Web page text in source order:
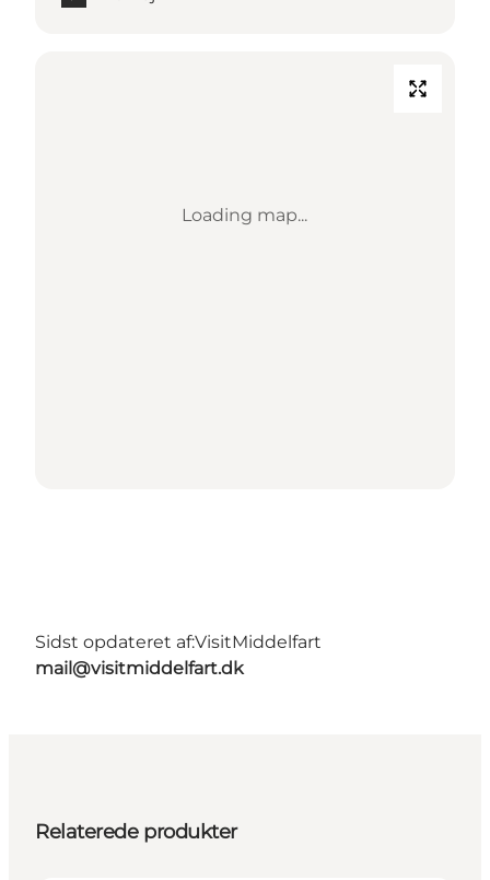
Loading map...
Sidst opdateret af:VisitMiddelfart
mail@visitmiddelfart.dk
Relaterede produkter